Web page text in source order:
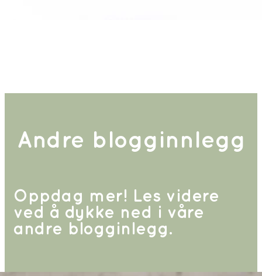
Andre blogginnlegg
Oppdag mer! Les videre
ved å dykke ned i våre
andre blogginlegg.